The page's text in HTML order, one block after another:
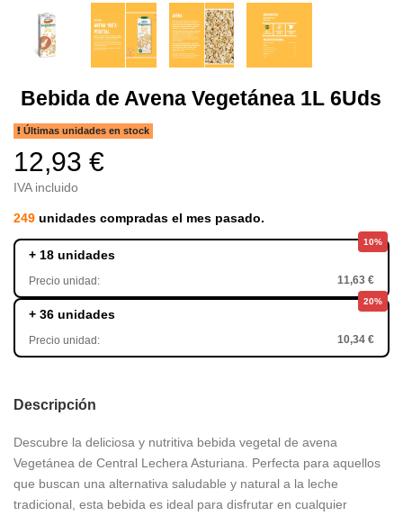
Bebida de Avena Vegetánea 1L 6Uds
Últimas unidades en stock
12,93 €
IVA incluido
249 unidades compradas el mes pasado.
10%
+ 18 unidades
Precio unidad: 11,63 €
20%
+ 36 unidades
Precio unidad: 10,34 €
Descripción
Descubre la deliciosa y nutritiva bebida vegetal de avena
Vegetánea de Central Lechera Asturiana. Perfecta para aquellos
que buscan una alternativa saludable y natural a la leche
tradicional, esta bebida es ideal para disfrutar en cualquier